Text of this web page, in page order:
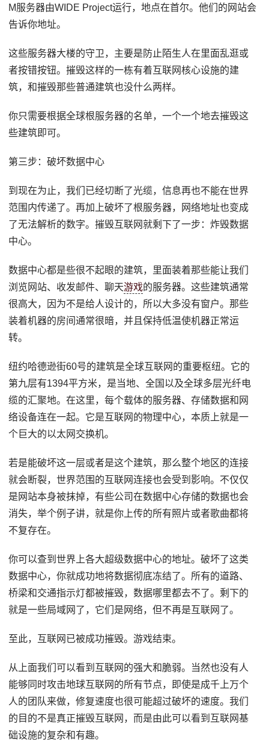
M服务器由WIDE Project运行，地点在首尔。他们的网站会
告诉你地址。
这些服务器大楼的守卫，主要是防止陌生人在里面乱逛或
者按错按钮。摧毁这样的一栋有着互联网核心设施的建
筑，和摧毁那些普通建筑也没什么两样。
你只需要根据全球根服务器的名单，一个一个地去摧毁这
些建筑即可。
第三步：破坏数据中心
到现在为止，我们已经切断了光缆，信息再也不能在世界
范围内传递了。再加上破坏了根服务器，网络地址也变成
了无法解析的数字。摧毁互联网就剩下了一步：炸毁数据
中心。
数据中心都是些很不起眼的建筑，里面装着那些能让我们
浏览网站、收发邮件、聊天游戏的服务器。这些建筑通常
很高大，因为不是给人设计的，所以大多没有窗户。那些
装着机器的房间通常很暗，并且保持低温使机器正常运
转。
纽约哈德逊街60号的建筑是全球互联网的重要枢纽。它的
第九层有1394平方米，是当地、全国以及全球多层光纤电
缆的汇聚地。在这里，每个载体的服务器、存储数据和网
络设备连在一起。它是互联网的物理中心，本质上就是一
个巨大的以太网交换机。
若是能破坏这一层或者是这个建筑，那么整个地区的连接
就会断裂，世界范围的互联网连接也会受到影响。不仅仅
是网站本身被抹掉，有些公司在数据中心存储的数据也会
消失，举个例子讲，就是你上传的所有照片或者歌曲都将
不复存在。
你可以查到世界上各大超级数据中心的地址。破坏了这类
数据中心，你就成功地将数据彻底冻结了。所有的道路、
桥梁和交通指示灯都被摧毁，数据哪里都去不了。剩下的
就是一些局域网了，它们是网络，但不再是互联网了。
至此，互联网已被成功摧毁。游戏结束。
从上面我们可以看到互联网的强大和脆弱。当然也没有人
能够同时攻击地球互联网的所有节点，即使是成千上万个
人的团队来做，修复速度也很可能超过破坏的速度。我们
的目的不是真正摧毁互联网，而是由此可以看到互联网基
础设施的复杂和有趣。